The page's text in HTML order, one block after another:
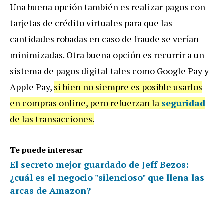
Una buena opción también es realizar pagos con
tarjetas de crédito virtuales para que las
cantidades robadas en caso de fraude se verían
minimizadas. Otra buena opción es recurrir a un
sistema de pagos digital tales como Google Pay y
Apple Pay, si bien no siempre es posible usarlos
en compras online, pero refuerzan la seguridad
de las transacciones.
Te puede interesar
El secreto mejor guardado de Jeff Bezos:
¿cuál es el negocio "silencioso" que llena las
arcas de Amazon?